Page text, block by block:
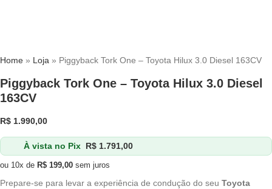
Home » Loja » Piggyback Tork One – Toyota Hilux 3.0 Diesel 163CV
Piggyback Tork One – Toyota Hilux 3.0 Diesel
163CV
R$ 1.990,00
À vista no Pix R$1.791,00
ou 10x de R$ 199,00 sem juros
Prepare-se para levar a experiência de condução do seu Toyota